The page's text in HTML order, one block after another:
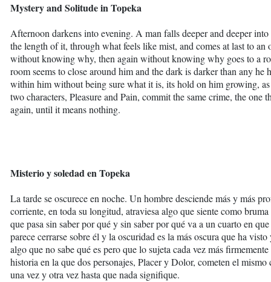
Mystery and Solitude in Topeka
Afternoon darkens into evening. A man falls deeper and deeper
the length of it, through what feels like mist, and comes at last to an
without knowing why, then again without knowing why goes to a
room seems to close around him and the dark is darker than any
within him without being sure what it is, its hold on him growing,
two characters, Pleasure and Pain, commit the same crime, the one
again, until it means nothing.
Misterio y soledad en Topeka
La tarde se oscurece en noche. Un hombre desciende más y más
corriente, en toda su longitud, atraviesa algo que siente como
que pasa sin saber por qué y sin saber por qué va a un cuarto en
parece cerrarse sobre él y la oscuridad es la más oscura que ha
algo que no sabe qué es pero que lo sujeta cada vez más
historia en la que dos personajes, Placer y Dolor, cometen el
una vez y otra vez hasta que nada signifique.